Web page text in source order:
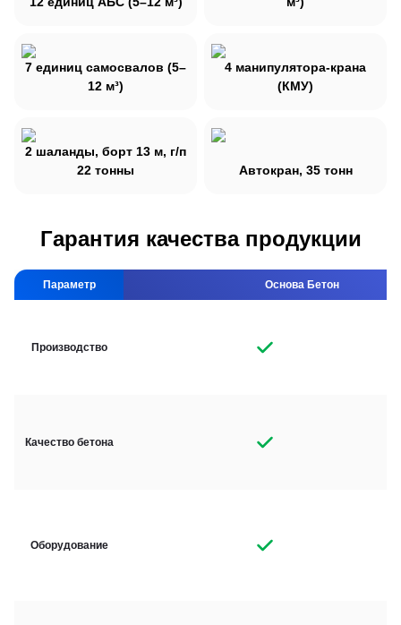
7 единиц самосвалов (5–
12 м³)
4 манипулятора-крана
(КМУ)
2 шаланды, борт 13 м, г/п
22 тонны
Автокран, 35 тонн
Гарантия качества продукции
Параметр Основа Бетон
Производство
Качество бетона
Оборудование